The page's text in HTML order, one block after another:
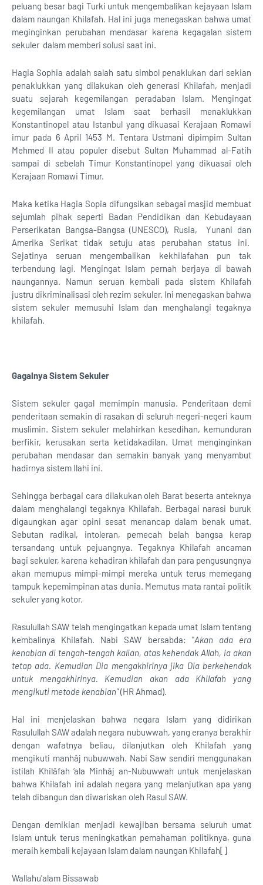
peluang besar bagi Turki untuk mengembalikan kejayaan Islam
dalam naungan Khilafah. Hal ini juga menegaskan bahwa umat
meginginkan perubahan mendasar karena kegagalan sistem
sekuler dalam memberi solusi saat ini.
Hagia Sophia adalah salah satu simbol penaklukan dari sekian
penaklukkan yang dilakukan oleh generasi Khilafah, menjadi
suatu sejarah kegemilangan peradaban Islam. Mengingat
kegemilangan umat Islam saat berhasil menaklukkan
Konstantinopel atau Istanbul yang dikuasai Kerajaan Romawi
imur pada 6 April 1453 M. Tentara Ustmani dipimpim Sultan
Mehmed II atau populer disebut Sultan Muhammad al-Fatih
sampai di sebelah Timur Konstantinopel yang dikuasai oleh
Kerajaan Romawi Timur.
Maka ketika Hagia Sopia difungsikan sebagai masjid membuat
sejumlah pihak seperti Badan Pendidikan dan Kebudayaan
Perserikatan Bangsa-Bangsa (UNESCO), Rusia, Yunani dan
Amerika Serikat tidak setuju atas perubahan status ini.
Sejatinya seruan mengembalikan kekhilafahan pun tak
terbendung lagi. Mengingat Islam pernah berjaya di bawah
naungannya. Namun seruan kembali pada sistem Khilafah
justru dikriminalisasi oleh rezim sekuler. Ini menegaskan bahwa
sistem sekuler memusuhi Islam dan menghalangi tegaknya
khilafah.
Gagalnya Sistem Sekuler
Sistem sekuler gagal memimpin manusia. Penderitaan demi
penderitaan semakin di rasakan di seluruh negeri-negeri kaum
muslimin. Sistem sekuler melahirkan kesedihan, kemunduran
berfikir, kerusakan serta ketidakadilan. Umat menginginkan
perubahan mendasar dan semakin banyak yang menyambut
hadirnya sistem Ilahi ini.
Sehingga berbagai cara dilakukan oleh Barat beserta anteknya
dalam menghalangi tegaknya Khilafah. Berbagai narasi buruk
digaungkan agar opini sesat menancap dalam benak umat.
Sebutan radikal, intoleran, pemecah belah bangsa kerap
tersandang untuk pejuangnya. Tegaknya Khilafah ancaman
bagi sekuler, karena kehadiran khilafah dan para pengusungnya
akan memupus mimpi-mimpi mereka untuk terus memegang
tampuk kepemimpinan atas dunia. Memutus mata rantai politik
sekuler yang kotor.
Rasulullah SAW telah mengingatkan kepada umat Islam tentang
kembalinya Khilafah. Nabi SAW bersabda: "Akan ada era
kenabian di tengah-tengah kalian, atas kehendak Allah, ia akan
tetap ada. Kemudian Dia mengakhirinya jika Dia berkehendak
untuk mengakhirinya. Kemudian akan ada Khilafah yang
mengikuti metode kenabian"(HR Ahmad).
Hal ini menjelaskan bahwa negara Islam yang didirikan
Rasulullah SAW adalah negara nubuwwah, yang eranya berakhir
dengan wafatnya beliau, dilanjutkan oleh Khilafah yang
mengikuti manhâj nubuwwah. Nabi Saw sendiri menggunakan
istilah Khilâfah ‘ala Minhâj an-Nubuwwah untuk menjelaskan
bahwa Khilafah ini adalah negara yang melanjutkan apa yang
telah dibangun dan diwariskan oleh Rasul SAW.
Dengan demikian menjadi kewajiban bersama seluruh umat
Islam untuk terus meningkatkan pemahaman politiknya, guna
meraih kembali kejayaan Islam dalam naungan Khilafah[]
Wallahu'alam Bissawab